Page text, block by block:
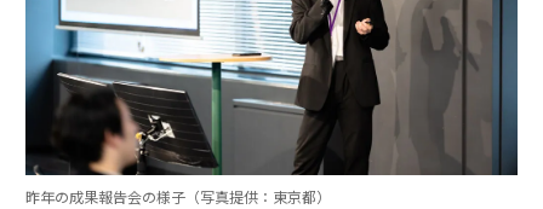
昨年の成果報告会の様子（写真提供：東京都）